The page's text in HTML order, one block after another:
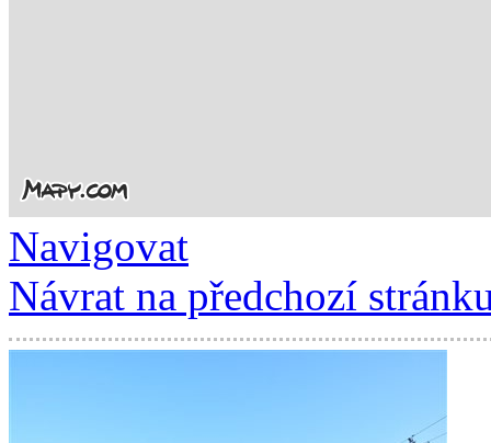
Navigovat
Návrat na předchozí